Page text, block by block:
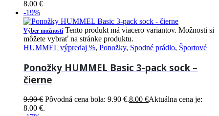
8.00 €
-19%
Výber možností Tento produkt má viacero variantov. Možnosti si
môžete vybrať na stránke produktu.
HUMMEL výpredaj %, Ponožky, Spodné prádlo, Športové
Ponožky HUMMEL Basic 3-pack sock –
čierne
9.90€ Pôvodná cena bola: 9.90 €.8.00 €Aktuálna cena je:
8.00 €.